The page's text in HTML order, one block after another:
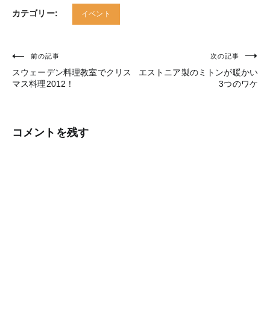
カテゴリー: イベント
投
稿
ゲ
前の記事
スウェーデン料理教室でクリス
マス料理2012！
次の記事
エストニア製のミトンが暖かい
3つのワケ
コメントを残す